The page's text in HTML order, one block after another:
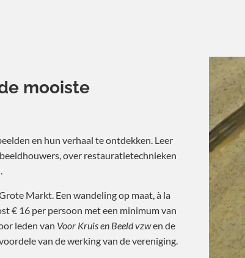
mooiste
en hun verhaal te ontdekken. Leer
over restauratietechnieken
Markt. Een wandeling op maat, à la
€ 16 per persoon met een minimum van
leden van Voor Kruis en Beeld vzwen de
van de werking van de vereniging.